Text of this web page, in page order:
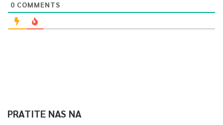
„Ako ulažemo u obrazovanje imat ćemo jako društvo i jaku
djecu, i jaku državu na kraju krajeva. Ove godine uložit ćemo u
0 COMMENTS
PRATITE NAS NA